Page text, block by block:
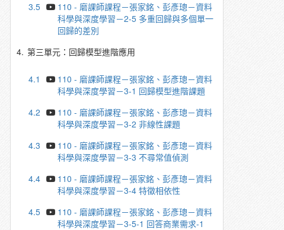
3.5
110 - 磨課師課程－張家銘、彭彥璁－資料
科學與深度學習－2-5 多重回歸與多個單一
回歸的差別
4. 第三單元：回歸模型進階應用
4.1
110 - 磨課師課程－張家銘、彭彥璁－資料
科學與深度學習－3-1 回歸模型進階課題
4.2
110 - 磨課師課程－張家銘、彭彥璁－資料
科學與深度學習－3-2 非線性課題
4.3
110 - 磨課師課程－張家銘、彭彥璁－資料
科學與深度學習－3-3 不尋常值偵測
4.4
110 - 磨課師課程－張家銘、彭彥璁－資料
科學與深度學習－3-4 特徵相依性
4.5
110 - 磨課師課程－張家銘、彭彥璁－資料
科學與深度學習－3-5-1 回答商業需求-1